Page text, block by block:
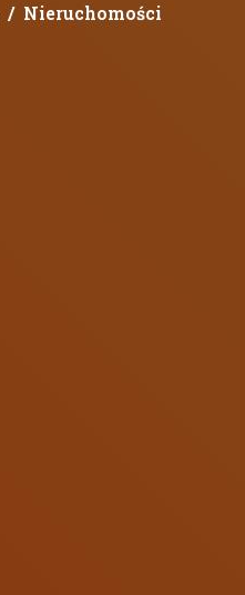
Nieruchomości